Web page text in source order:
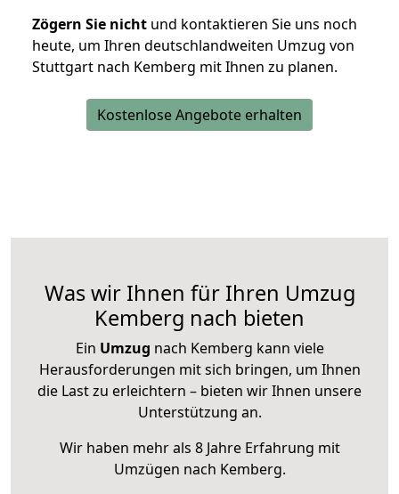
Zögern Sie nicht und kontaktieren Sie uns noch
heute, um Ihren deutschlandweiten Umzug von
Stuttgart nach Kemberg mit Ihnen zu planen.
Kostenlose Angebote erhalten
Was wir Ihnen für Ihren Umzug
Kemberg nach bieten
Ein Umzug nach Kemberg kann viele
Herausforderungen mit sich bringen, um Ihnen
die Last zu erleichtern – bieten wir Ihnen unsere
Unterstützung an.
Wir haben mehr als 8 Jahre Erfahrung mit
Umzügen nach Kemberg.